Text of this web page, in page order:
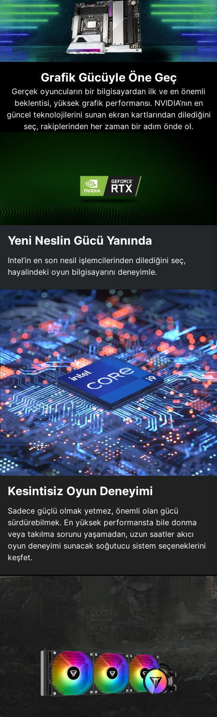
Grafik Gücüyle Öne Geç
Gerçek oyuncuların bir bilgisayardan ilk ve en önemli
beklentisi, yüksek grafik performansı. NVIDIA’nın en
güncel teknolojilerini sunan ekran kartlarından dilediğini
seç, rakiplerinden her zaman bir adım önde ol.
Yeni Neslin Gücü Yanında
Intel’in en son nesil işlemcilerinden dilediğini seç,
hayalindeki oyun bilgisayarını deneyimle.
Kesintisiz Oyun Deneyimi
Sadece güçlü olmak yetmez, önemli olan gücü
sürdürebilmek. En yüksek performansta bile donma
veya takılma sorunu yaşamadan, uzun saatler akıcı
oyun deneyimi sunacak soğutucu sistem seçeneklerini
keşfet.